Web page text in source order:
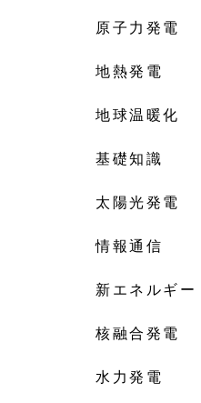
原子力発電
地熱発電
地球温暖化
基礎知識
太陽光発電
情報通信
新エネルギー
核融合発電
水力発電